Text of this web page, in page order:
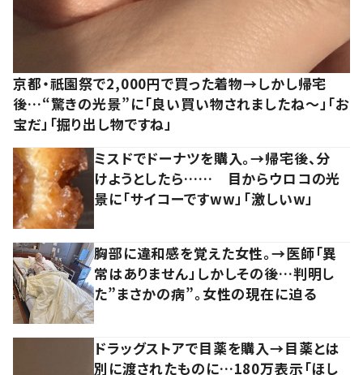
京都・祇園祭で2,000円で買った着物→しかし帰宅
後…“驚きの光景”に「良い買い物されましたね～」「お
宝だ」「掘り出し物ですね」
ミスドでドーナツを購入。→帰宅後、分
けようとしたら…… 目からウロコの光
景に「サイコーですww」「激しいw」
胸部に違和感を覚えた女性。→医師「異
常はありません」しかしその後…判明し
た”まさかの病”。女性の現在に迫る
ドラッグストアで目薬を購入→目薬とは
別に渡されたものに…180万表示「ほし